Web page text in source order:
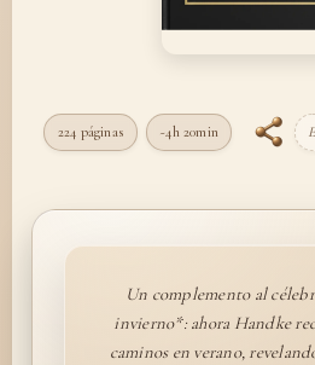
224 páginas ~4h 20min
Un complemento al
invierno*: ahora Handke
caminos en verano,